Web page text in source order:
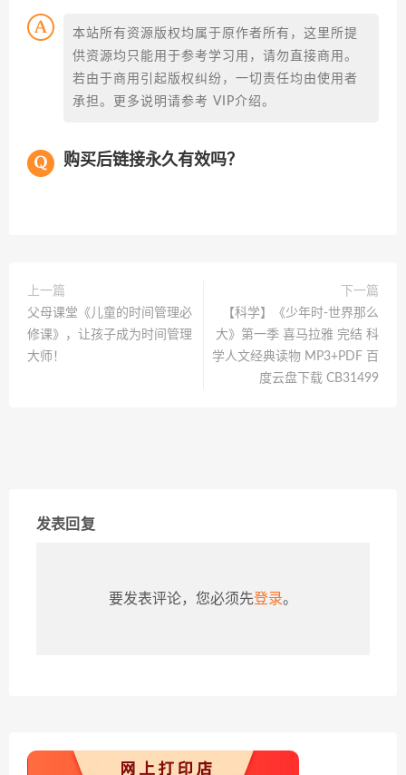
本站所有资源版权均属于原作者所有，这里所提
供资源均只能用于参考学习用，请勿直接商用。
若由于商用引起版权纠纷，一切责任均由使用者
承担。更多说明请参考 VIP介绍。
购买后链接永久有效吗？
上一篇
父母课堂《儿童的时间管理必
修课》，让孩子成为时间管理
大师！
下一篇
【科学】《少年时-世界那么
大》第一季 喜马拉雅 完结 科
学人文经典读物 MP3+PDF 百
度云盘下载 CB31499
发表回复
要发表评论，您必须先登录。